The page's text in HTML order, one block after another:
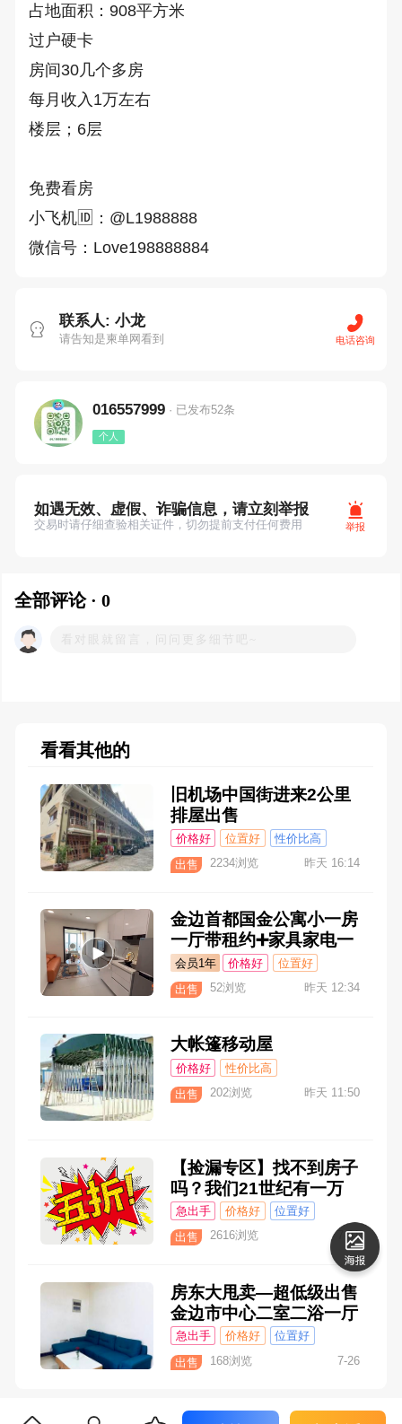
占地面积：908平方米
过户硬卡
房间30几个多房
每月收入1万左右
楼层；6层
免费看房
小飞机🆔：@L1988888
微信号：Love198888884
联系人: 小龙
请告知是柬单网看到 电话咨询
016557999 · 已发布52条
个人
如遇无效、虚假、诈骗信息，请立刻举报
交易时请仔细查验相关证件，切勿提前支付任何费用 举报
全部评论 · 0
看看其他的
旧机场中国街进来2公里
排屋出售
价格好 位置好
性价比高
出售
2234浏览 昨天 16:14
金边首都国金公寓小一房
一厅带租约➕家具家电一
起打包
会员1年 价格好
位置好
性价比高
出售 52浏览 昨天 12:34
大帐篷移动屋
价格好
性价比高
出售
202浏览 昨天 11:50
【捡漏专区】找不到房子
吗？我们21世纪有一万
条房源，一站看齐，省时
省力更省心。
急出手 价格好
位置好
性价比高
出售 2616浏览 7-31
房东大甩卖—超低级出售
金边市中心二室二浴一厅
公寓
急出手 价格好
位置好
性价比高
出售 168浏览 7-26